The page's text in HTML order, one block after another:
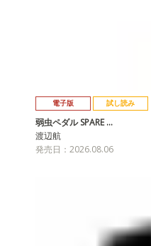
電子版 試し読み
弱虫ペダル SPARE …
渡辺航
発売日：2026.08.06